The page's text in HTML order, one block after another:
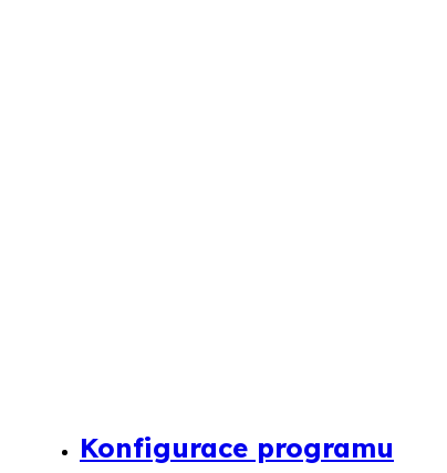
Konfigurace programu